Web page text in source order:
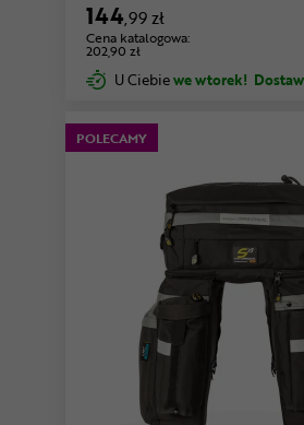
144,99 zł
Cena katalogowa:
202,90 zł
U Ciebiewe wtorek!
POLECAMY